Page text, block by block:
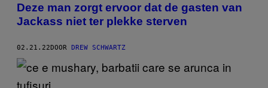
Deze man zorgt ervoor dat de gasten van
Jackass niet ter plekke sterven
02.21.22 DOOR DREW SCHWARTZ